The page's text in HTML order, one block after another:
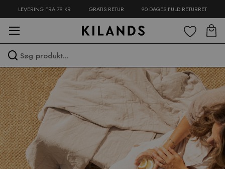
Spring
indhold
LEVERING FRA 79 KR GRATIS RETUR 90 DAGES FULD RETURRET
Spring
over
menu